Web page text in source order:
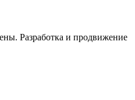
Разработка и продвижение